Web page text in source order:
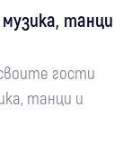
танци
гости
танци и